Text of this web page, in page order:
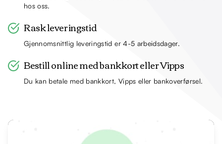
hos oss.
Rask leveringstid
Gjennomsnittlig leveringstid er 4-5 arbeidsdager.
Bestill online med bankkort eller Vipps
Du kan betale med bankkort, Vipps eller bankoverførsel.